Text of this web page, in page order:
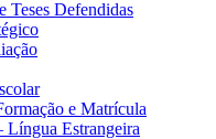
Teses Defendidas
e Matrícula
Língua Estrangeira